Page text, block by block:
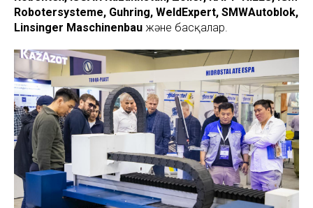
Robotersysteme, Guhring, WeldExpert, SMWAutoblok,
Linsinger Maschinenbau және басқалар.